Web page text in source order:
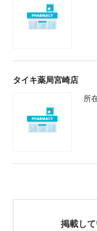
タイキ薬局宮崎店
所
掲載し